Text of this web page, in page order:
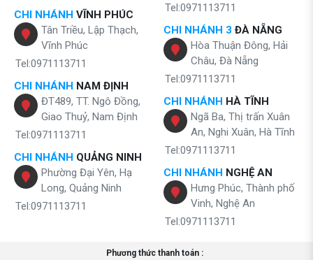
CHI NHÁNH VĨNH PHÚC
Tân Triều, Lập Thạch,
Vĩnh Phúc
Tel:0971113711
CHI NHÁNH NAM ĐỊNH
ĐT489, TT. Ngô Đồng,
Giao Thuỷ, Nam Định
Tel:0971113711
CHI NHÁNH QUẢNG NINH
Phường Đại Yên, Hạ
Long, Quảng Ninh
Tel:0971113711
Tel:0971113711
CHI NHÁNH 3 ĐÀ NẴNG
Hòa Thuận Đông, Hải
Châu, Đà Nẵng
Tel:0971113711
CHI NHÁNH HÀ TĨNH
Ngã Ba, Thị trấn Xuân
An, Nghi Xuân, Hà Tĩnh
Tel:0971113711
CHI NHÁNH NGHỆ AN
Hưng Phúc, Thành phố
Vinh, Nghệ An
Tel:0971113711
Phương thức thanh toán :